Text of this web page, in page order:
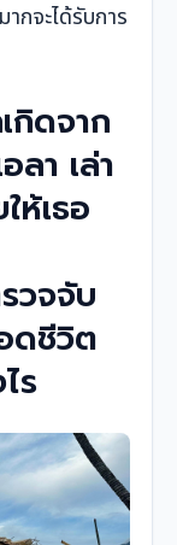
กจะได้รับการ
กิดจาก
ลา เล่า
ห้เธอ
วจจับ
ดชีวิต
ร